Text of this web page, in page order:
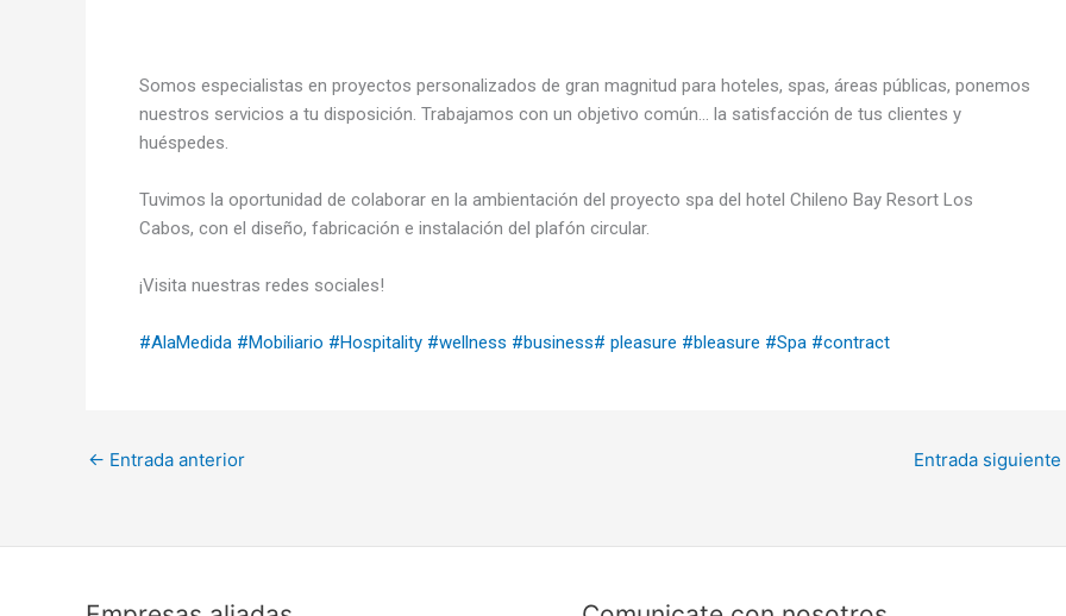
Somos especialistas en proyectos personalizados de gran magnitud para hoteles, spas, áreas públicas, ponemos
nuestros servicios a tu disposición. Trabajamos con un objetivo común… la satisfacción de tus clientes y
huéspedes.
Tuvimos la oportunidad de colaborar en la ambientación del proyecto spa del hotel Chileno Bay Resort Los
Cabos, con el diseño, fabricación e instalación del plafón circular.
¡Visita nuestras redes sociales!
#AlaMedida #Mobiliario #Hospitality #wellness #business# pleasure #bleasure #Spa #contract
← Entrada anterior Entrada siguiente